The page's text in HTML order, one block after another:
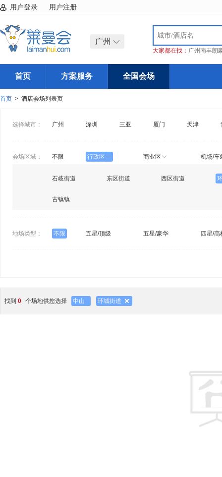
用户登录 用户注册
广州
大家都在找： 广州南丰朗
首页 方案服务 全国会场
首页 > 酒店会场列表页
选择城市： 广州 深圳 三亚 厦门 天津
会场区域： 不限 行政区 商业区 机场/车
石岐街道 东区街道 西区街道
古镇镇
地场类型： 不限 五星/顶级 五星/豪华 四星/高
找到 0 个场地供您选择 中山 环城街道